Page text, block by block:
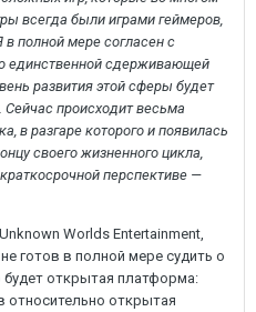
всегда были играми геймеров,
полной мере согласен с
единственной сдерживающей
развития этой сферы будет
Сейчас происходит весьма
в разгаре которого и появилась
своего жизненного цикла,
перспективе —
Worlds Entertainment,
готов в полной мере судить о
будет открытая платформа:
относительно открытая